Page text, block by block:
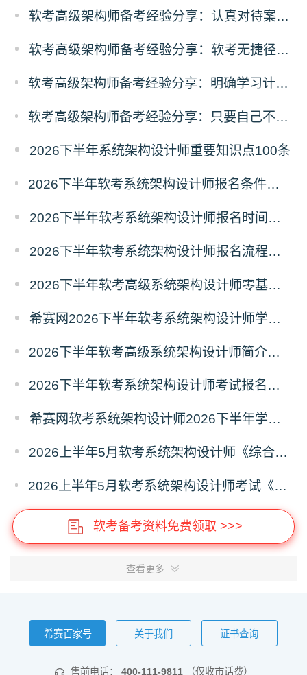
软考高级架构师备考经验分享：认真对待案例，重视AI技术
软考高级架构师备考经验分享：软考无捷径，功到自然成
软考高级架构师备考经验分享：明确学习计划，有序分配精力，坚持终会成功
软考高级架构师备考经验分享：只要自己不认输，那失败的概率就是0
2026下半年系统架构设计师重要知识点100条
2026下半年软考系统架构设计师报名条件有哪些？需要准备什么材料？
2026下半年软考系统架构设计师报名时间及条件
2026下半年软考系统架构设计师报名流程及注意事项
2026下半年软考高级系统架构设计师零基础备考建议
希赛网2026下半年软考系统架构设计师学习打卡表
2026下半年软考高级系统架构设计师简介（考试重点+范围）
2026下半年软考系统架构设计师考试报名什么时候开始？
希赛网软考系统架构设计师2026下半年学习计划
2026上半年5月软考系统架构设计师《综合知识》真题答案汇总
2026上半年5月软考系统架构设计师考试《综合知识》真题及答案（61-70）
软考备考资料免费领取 >>>
查看更多
希赛百家号 关于我们 证书查询
售前电话： 400-111-9811 （仅收市话费）